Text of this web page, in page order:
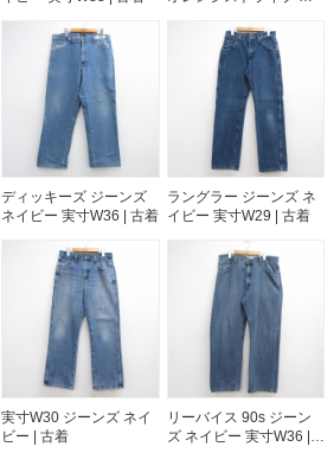
ディッキーズ ジーンズ
ネイビー 実寸W36 | 古着
ラングラー ジーンズ ネ
イビー 実寸W29 | 古着
実寸W30 ジーンズ ネイ
ビー | 古着
リーバイス 90s ジーン
ズ ネイビー 実寸W36 |